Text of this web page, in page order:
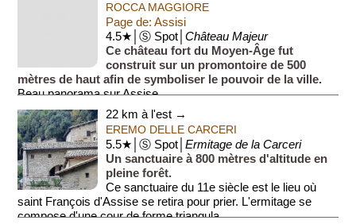
ROCCA MAGGIORE
Page de: Assisi
4.5★│Ⓢ Spot│Château Majeur
Ce château fort du Moyen-Âge fut
construit sur un promontoire de 500
mètres de haut afin de symboliser le pouvoir de la ville.
Beau panorama sur Assise.
22 km à l'est →
EREMO DELLE CARCERI
5.5★│Ⓢ Spot│Ermitage de la Carceri
Un sanctuaire à 800 mètres d'altitude en
pleine forêt.
Ce sanctuaire du 11e siècle est le lieu où
saint François d'Assise se retira pour prier. L'ermitage se
compose d'une cour de forme triangula...